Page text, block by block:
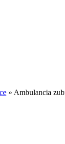
» Ambulancia